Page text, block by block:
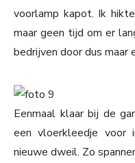
voorlamp kapot. Ik
maar geen tijd om er
bedrijven door dus maar
Eenmaal klaar bij de
een vloerkleedje voor
nieuwe dweil. Zo